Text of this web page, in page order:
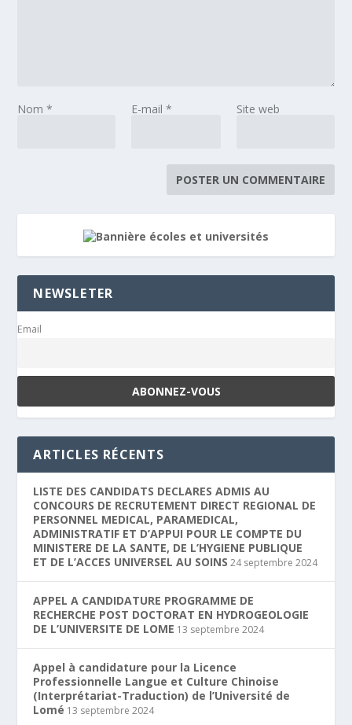
Nom* E-mail * Site web
NEWSLETER
Email
ARTICLES RÉCENTS
LISTE DES CANDIDATS DECLARES ADMIS AU
CONCOURS DE RECRUTEMENT DIRECT REGIONAL DE
PERSONNEL MEDICAL, PARAMEDICAL,
ADMINISTRATIF ET D’APPUI POUR LE COMPTE DU
MINISTERE DE LA SANTE, DE L’HYGIENE PUBLIQUE
ET DE L’ACCES UNIVERSEL AU SOINS 24 septembre 2024
APPEL A CANDIDATURE PROGRAMME DE
RECHERCHE POST DOCTORAT EN HYDROGEOLOGIE
DE L’UNIVERSITE DE LOME 13 septembre 2024
Appel à candidature pour la Licence
Professionnelle Langue et Culture Chinoise
(Interprétariat-Traduction) de l’Université de
Lomé 13 septembre 2024